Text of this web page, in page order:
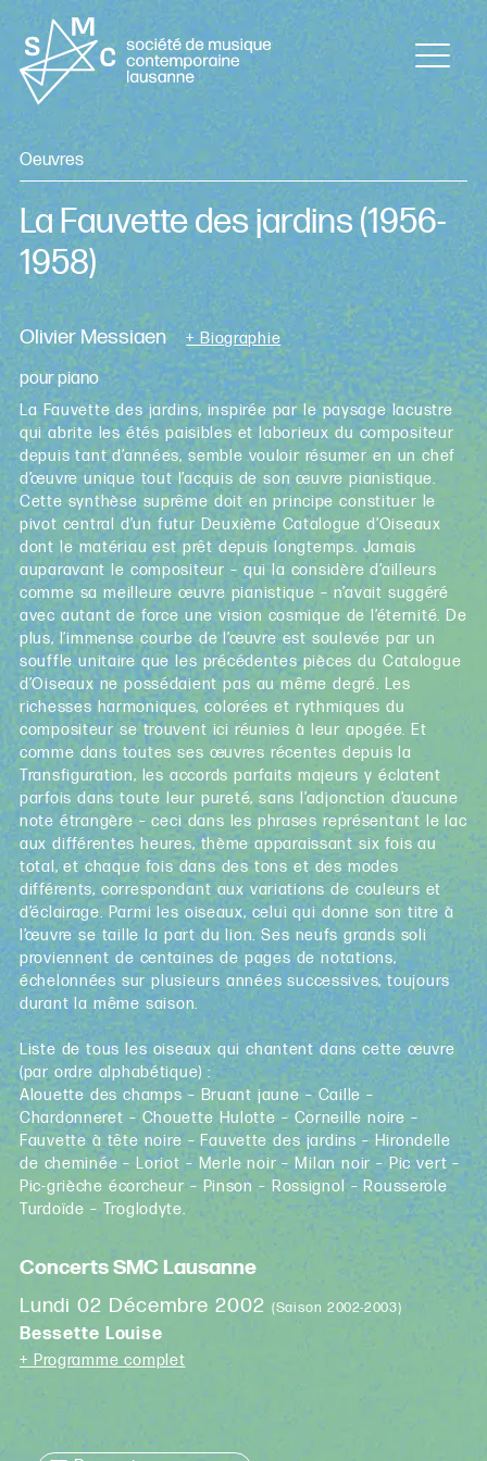
Oeuvres
La Fauvette des jardins (1956-
1958)
Olivier Messiaen + Biographie
pour piano
La Fauvette des jardins, inspirée par le paysage lacustre
qui abrite les étés paisibles et laborieux du compositeur
depuis tant d’années, semble vouloir résumer en un chef
d’œuvre unique tout l’acquis de son œuvre pianistique.
Cette synthèse suprême doit en principe constituer le
pivot central d’un futur Deuxième Catalogue d’Oiseaux
dont le matériau est prêt depuis longtemps. Jamais
auparavant le compositeur – qui la considère d’ailleurs
comme sa meilleure œuvre pianistique – n’avait suggéré
avec autant de force une vision cosmique de l’éternité. De
plus, l’immense courbe de l’œuvre est soulevée par un
souffle unitaire que les précédentes pièces du Catalogue
d’Oiseaux ne possédaient pas au même degré. Les
richesses harmoniques, colorées et rythmiques du
compositeur se trouvent ici réunies à leur apogée. Et
comme dans toutes ses œuvres récentes depuis la
Transfiguration, les accords parfaits majeurs y éclatent
parfois dans toute leur pureté, sans l’adjonction d’aucune
note étrangère – ceci dans les phrases représentant le lac
aux différentes heures, thème apparaissant six fois au
total, et chaque fois dans des tons et des modes
différents, correspondant aux variations de couleurs et
d’éclairage. Parmi les oiseaux, celui qui donne son titre à
l’œuvre se taille la part du lion. Ses neufs grands soli
proviennent de centaines de pages de notations,
échelonnées sur plusieurs années successives, toujours
durant la même saison.
Liste de tous les oiseaux qui chantent dans cette œuvre
(par ordre alphabétique) :
Alouette des champs – Bruant jaune – Caille –
Chardonneret – Chouette Hulotte – Corneille noire –
Fauvette à tête noire – Fauvette des jardins – Hirondelle
de cheminée – Loriot – Merle noir – Milan noir – Pic vert –
Pic-grièche écorcheur – Pinson – Rossignol – Rousserole
Turdoïde – Troglodyte.
Concerts SMC Lausanne
Lundi 02 Décembre 2002 (Saison 2002-2003)
Bessette Louise
+ Programme complet